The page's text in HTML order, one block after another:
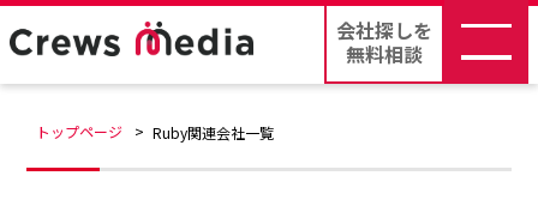
会社探しを
無料相談
トップページ Ruby関連会社一覧